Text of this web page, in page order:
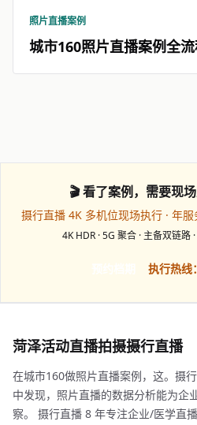
照片直播案例
城市160照片直播案例全
🎬 看了案例，需要现
摄行直播 4K 多机位现场执行 · 年
4K HDR · 5G 聚合 · 主备双链路
执行热线
菏泽活动直播拍摄摄行直播
在城市160做照片直播案例，这。摄
中发现，照片直播的数据分析能为企
察。 摄行直播 8 年专注企业/医学直